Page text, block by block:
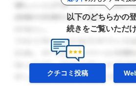
以下のどちらかの
続きをご覧いただ
クチコミ投稿